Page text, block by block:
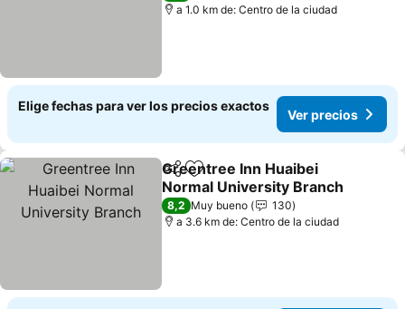
a 1.0 km de: Centro de la ciudad
Elige fechas para ver los precios exactos
Ver precios
CompartirAgregar a favoritos
Greentree Inn Huaibei
Normal University Branch
Ver precios
8,2 Muy bueno
130
a 3.6 km de: Centro de la ciudad